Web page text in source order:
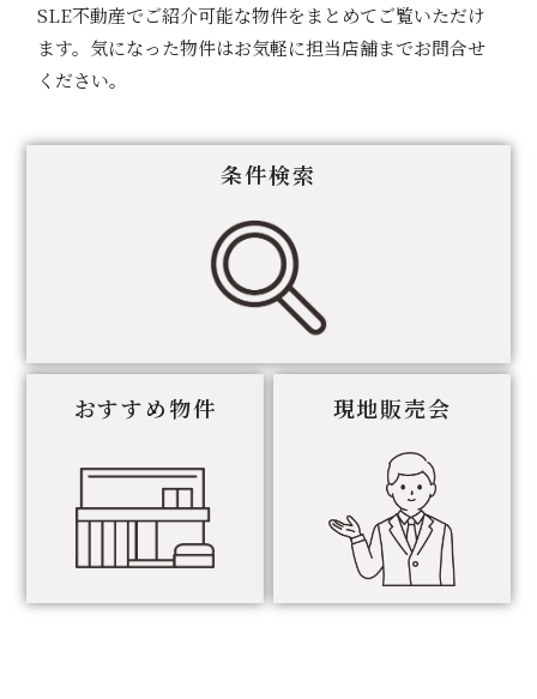
SLE不動産でご紹介可能な物件をまとめてご覧いただけ
ます。気になった物件はお気軽に担当店舗までお問合せ
ください。
条件検索
おすすめ物件 現地販売会